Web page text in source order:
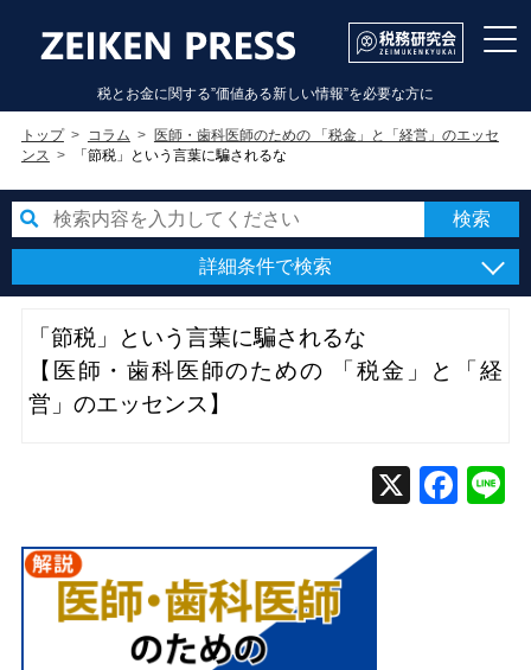
税とお金に関する”価値ある新しい情報”を必要な方に
トップ コラム
医師・歯科医師のための 「税金」と「経営」のエッセ
ンス
「節税」という言葉に騙されるな
詳細条件で検索
「節税」という言葉に騙されるな
【医師・歯科医師のための 「税金」と「経
営」のエッセンス】